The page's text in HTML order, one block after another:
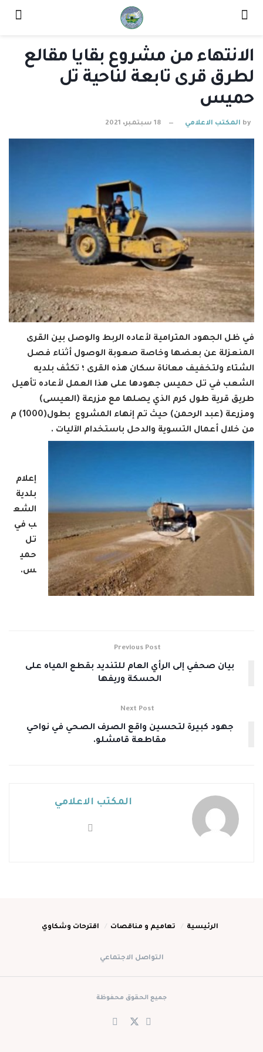
الانتهاء من مشروع بقايا مقالع
لطرق قرى تابعة لناحية تل
حميس
by المكتب الاعلامي 18 سبتمبر، 2021
في ظل الجهود المترامية لأعاده الربط والوصل بين القرى
المنعزلة عن بعضها وخاصة صعوبة الوصول أثناء فصل
الشتاء ولتخفيف معاناة سكان هذه القرى ؛ تكثف بلديه
الشعب في تل حميس جهودها على هذا العمل لأعاده تأهيل
طريق قرية طول كرم الذي يصلها مع مزرعة (العيسى)
ومزرعة (عبد الرحمن) حيث تم إنهاء المشروع بطول(1000) م
من خلال أعمال التسوية والدحل باستخدام الآليات .
إعلام
بلدية
الشع
ب في
تل
حمي
س.
Previous Post
بيان صحفي إلى الرأي العام للتنديد بقطع المياه على
الحسكة وريفها
Next Post
جهود كبيرة لتحسين واقع الصرف الصحي في نواحي
مقاطعة قامشلو.
المكتب الاعلامي
الرئيسية تعاميم و مناقصات اقترحات وشكاوي
التواصل الاجتماعي
جميع الحقوق محفوظة